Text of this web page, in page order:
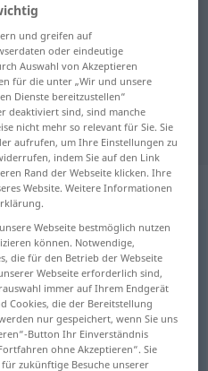
Übersetzung für
Übersetzung
transitives Verb
anklicken/antippen)
und greifen auf
oder eindeutige
Auswahl von Akzeptieren
für die unter „Wir und unsere
Dienste bereitzustellen“
deaktiviert sind, sind manche
nicht mehr so relevant für Sie. Sie
aufrufen, um Ihre Einstellungen zu
indem Sie auf den Link
Rand der Webseite klicken. Ihre
Website. Weitere Informationen
Webseite bestmöglich nutzen
können. Notwendige,
die für den Betrieb der Webseite
Webseite erforderlich sind,
immer auf Ihrem Endgerät
Cookies, die der Bereitstellung
nur gespeichert, wenn Sie uns
Button Ihr Einverständnis
ohne Akzeptieren“. Sie
zukünftige Besuche unserer